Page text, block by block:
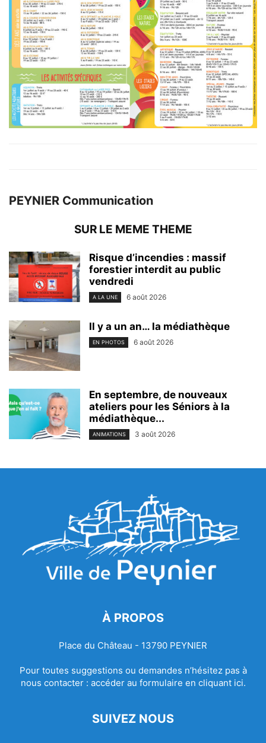
PEYNIER Communication
SUR LE MEME THEME
Risque d’incendies : massif
forestier interdit au public
vendredi
A LA UNE 6 août 2026
Il y a un an… la médiathèque
EN PHOTOS 6 août 2026
En septembre, de nouveaux
ateliers pour les Séniors à la
médiathèque...
ANIMATIONS 3 août 2026
À PROPOS
Place du Château - 13790 PEYNIER
Pour toutes suggestions ou demandes n’hésitez pas à
nous contacter : accéder au formulaire en cliquant ici.
SUIVEZ NOUS